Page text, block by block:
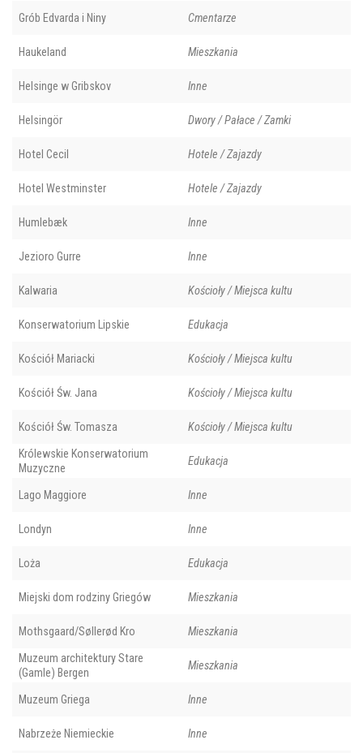
Grób Edvarda i Niny Cmentarze
Haukeland Mieszkania
Helsinge w Gribskov Inne
Helsingör Dwory / Pałace / Zamki
Hotel Cecil Hotele / Zajazdy
Hotel Westminster Hotele / Zajazdy
Humlebæk Inne
Jezioro Gurre Inne
Kalwaria Kościoły / Miejsca kultu
Konserwatorium Lipskie Edukacja
Kościół Mariacki Kościoły / Miejsca kultu
Kościół Św. Jana Kościoły / Miejsca kultu
Kościół Św. Tomasza Kościoły / Miejsca kultu
Królewskie Konserwatorium
Muzyczne
Edukacja
Lago Maggiore Inne
Londyn Inne
Loża Edukacja
Miejski dom rodziny Griegów Mieszkania
Mothsgaard/Søllerød Kro Mieszkania
Muzeum architektury Stare
(Gamle) Bergen
Mieszkania
Muzeum Griega Inne
Nabrzeże Niemieckie Inne